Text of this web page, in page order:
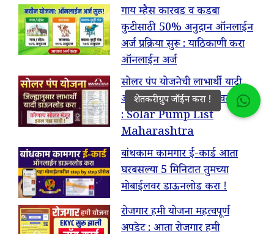
गाय म्हैस कारवड व कडबा
कुटीसाठी 50% अनुदान ऑनलाईन
अर्ज प्रक्रिया सुरू : याठिकाणी करा
ऑनलाईन अर्ज
सोलर पंप योजनेची लाभार्थी यादी
ऑनलाईन तुमच्या मोबाईलवर पहा !
: Solar Pump List
Maharashtra
बांधकाम कामगार ई-कार्ड आता
घरबसल्या 5 मिनिटात तुमच्या
मोबाईलवर डाऊनलोड करा !
रोजगार हमी योजना महत्वपूर्ण
अपडेट : आता रोजगार हमी